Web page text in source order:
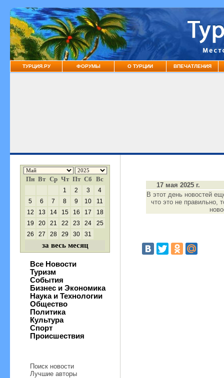
ТУРЦИЯ.РУ ФОРУМЫ О ТУРЦИИ ВПЕЧАТЛЕНИЯ
Пн Вт Ср Чт Пт Сб Вс
1 2 3
4
5
6 7 8 9 10
11
12
13 14 15 16 17
18
19
20 21 22 23 24
25
26
27 28 29 30 31
за весь месяц
Все Новости
Туризм
События
Бизнес и Экономика
Наука и Технологии
Общество
Политика
Культура
Спорт
Происшествия
Поиск новости
Лучшие авторы
17 мая 2025 г.
В этот день новостей
что это не правильно,